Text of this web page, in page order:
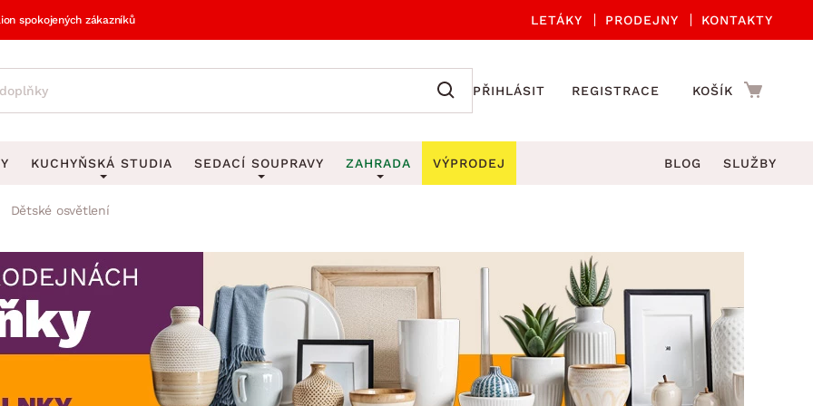
spokojených zákazníků LETÁKY PRODEJNY KONTAKTY
PŘIHLÁSIT REGISTRACE KOŠÍK
DEKORACE
Obrazy
Zrcadla
Zobrazit vše
Věšáky na klíče
Stojany na deštníky
Stojany na noviny
Stojany na oblečení
Zobrazit vše
Kuchyňské příslušenství
Kuchyňské doplňky
Koupelnové doplňky
Zahradní doplňky
Zobrazit vše
KUCHYŇSKÁ STUDIA SEDACÍ SOUPRAVY
Rohové sedací soupravy
Sedací soupravy 3-2-1
Sedací soupravy na míru
ZAHRADA
Zahradní židle a křesla
Zahradní lavice
Zahradní stoly
Zahradní houpačky
Zahradní lehátka
VÝPRODEJ BLOG SLUŽBY
Dětské osvětlení